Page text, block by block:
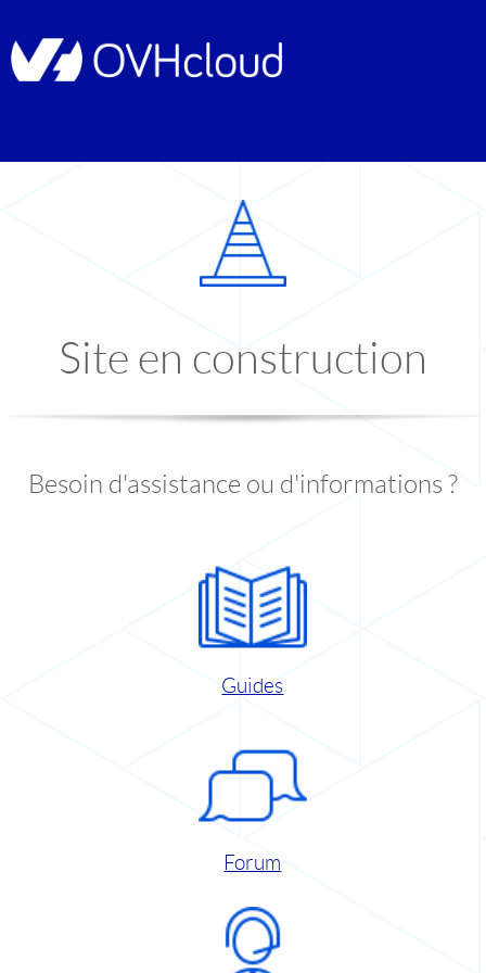
Site en construction
Besoin d'assistance ou d'informations ?
Guides
Forum